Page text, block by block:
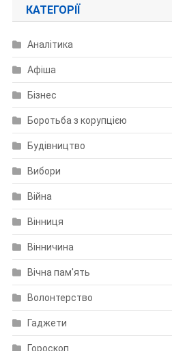
КАТЕГОРІЇ
Аналітика
Афіша
Бізнес
Боротьба з корупцією
Будівництво
Вибори
Війна
Вінниця
Вінничина
Вічна пам'ять
Волонтерство
Гаджети
Гороскоп